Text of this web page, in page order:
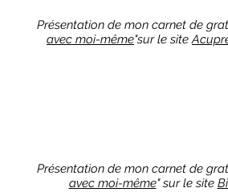
Présentation de mon carnet de
avec moi-même"sur le site
Présentation de mon carnet de
avec moi-même" sur le site